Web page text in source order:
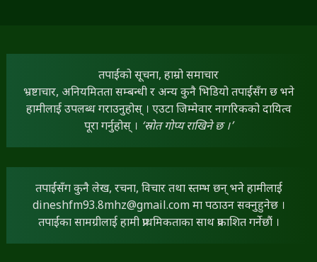
तपाईंको सूचना, हाम्रो समाचार
भ्रष्टाचार, अनियमितता सम्बन्धी र अन्य कुनै भिडियो तपाईंसँग छ भने
हामीलाई उपलब्ध गराउनुहोस् । एउटा जिम्मेवार नागरिकको दायित्व
पूरा गर्नुहोस् । ‘स्रोत गोप्य राखिने छ ।’
तपाईंसँग कुनै लेख, रचना, विचार तथा स्तम्भ छन् भने हामीलाई
dineshfm93.8mhz@gmail.comमा पठाउन सक्नुहुनेछ ।
तपाईंका सामग्रीलाई हामी प्राथमिकताका साथ प्रकाशित गर्नेछौं ।